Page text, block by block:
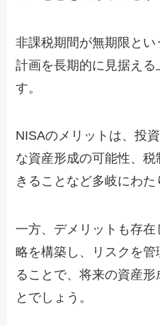
非課税期間が無期限と
計画を長期的に見据え
す。
NISAのメリットは、投
な資産形成の可能性、
きることなど多岐にわた
一方、デメリットも存
略を構築し、リスクを
ることで、将来の資産
とでしょう。